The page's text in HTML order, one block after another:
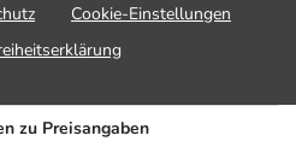
Cookie-Einstellungen
zu Preisangaben